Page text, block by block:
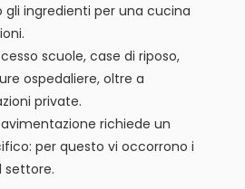
ingredienti per una cucina
scuole, case di riposo,
ospedaliere, oltre a
private.
richiede un
per questo vi occorrono i
settore.